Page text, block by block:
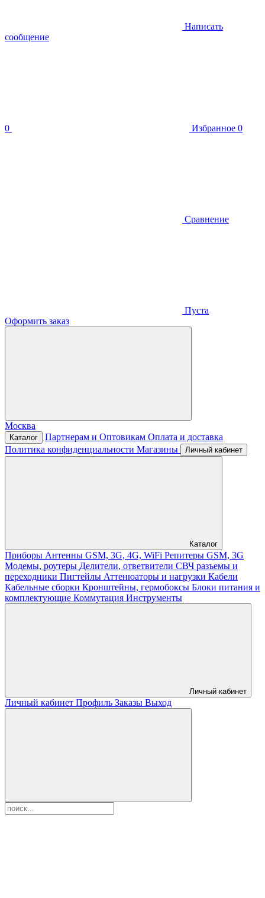
Написать
сообщение
0 Избранное 0
Сравнение
Пуста
Оформить заказ
Москва
Каталог Партнерам и Оптовикам Оплата и доставка
Политика конфиденциальности Магазины Личный кабинет
Каталог
Приборы Антенны GSM, 3G, 4G, WiFi Репитеры GSM, 3G
Модемы, роутеры Делители, ответвители СВЧ разъемы и
переходники Пигтейлы Аттенюаторы и нагрузки Кабели
Кабельные сборки Кронштейны, гермобоксы Блоки питания и
комплектующие Коммутация Инструменты
Личный кабинет
Личный кабинет Профиль Заказы Выход